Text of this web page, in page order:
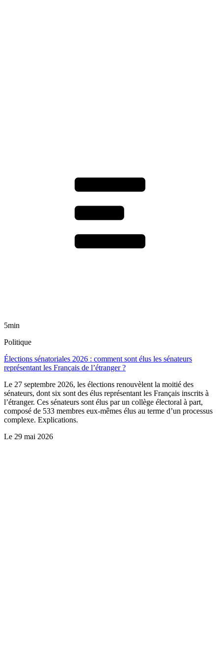
5min
Politique
Élections sénatoriales 2026 : comment sont élus les sénateurs
représentant les Français de l’étranger ?
Le 27 septembre 2026, les élections renouvèlent la moitié des
sénateurs, dont six sont des élus représentant les Français inscrits à
l’étranger. Ces sénateurs sont élus par un collège électoral à part,
composé de 533 membres eux-mêmes élus au terme d’un processus
complexe. Explications.
Le 29 mai 2026